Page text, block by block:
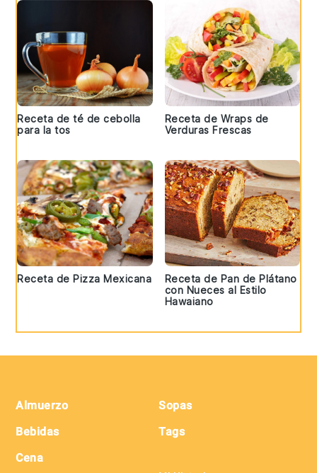
Receta de té de cebolla
para la tos
Receta de Wraps de
Verduras Frescas
Receta de Pizza Mexicana
Receta de Pan de Plátano
con Nueces al Estilo
Hawaiano
Almuerzo
Bebidas
Cena
Sopas
Tags